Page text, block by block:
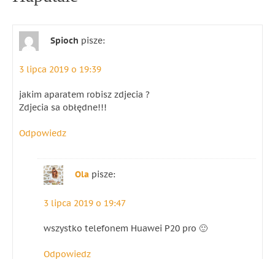
Spioch pisze:
3 lipca 2019 o 19:39
jakim aparatem robisz zdjecia ?
Zdjecia sa obłędne!!!
Odpowiedz
Ola pisze:
3 lipca 2019 o 19:47
wszystko telefonem Huawei P20 pro 🙂
Odpowiedz